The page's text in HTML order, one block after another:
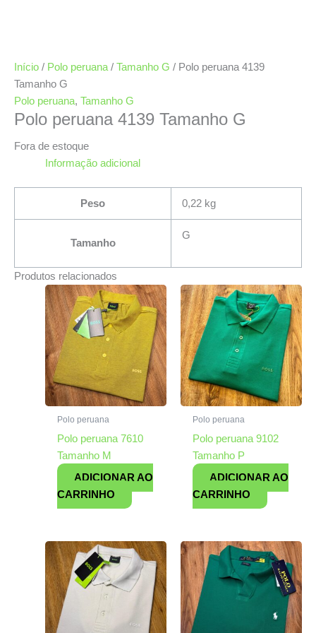
Início / Polo peruana / Tamanho G / Polo peruana 4139
Tamanho G
Polo peruana, Tamanho G
Polo peruana 4139 Tamanho G
Fora de estoque
Informação adicional
Peso 0,22 kg
Tamanho
G
Produtos relacionados
Polo peruana
Polo peruana 7610
Tamanho M
ADICIONAR AO
CARRINHO
Polo peruana
Polo peruana 9102
Tamanho P
ADICIONAR AO
CARRINHO